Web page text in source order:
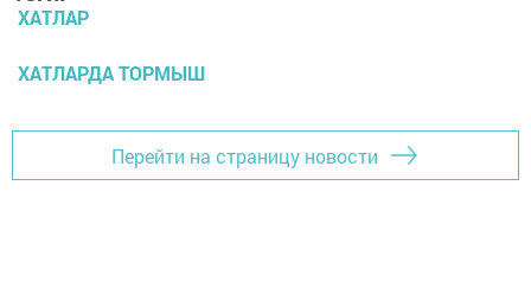
ХАТЛАР
ХАТЛАРДА ТОРМЫШ
Перейти на страницу новости